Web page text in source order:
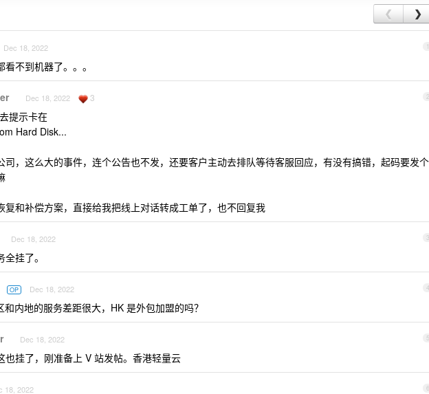
❮ ❯
1
Dec 18, 2022
看不到机器了。。。
2
Dec 18, 2022 3
提示卡在
Hard Disk...
司，这么大的事件，连个公告也不发，还要客户主动去排队等待客服回应，有没有搞错，起码要发个
复和补偿方案，直接给我把线上对话转成工单了，也不回复我
3
Dec 18, 2022
挂了。
4
OP Dec 18, 2022
和内地的服务差距很大，HK 是外包加盟的吗？
5
Dec 18, 2022
也挂了，刚准备上 V 站发帖。香港轻量云
6
18, 2022